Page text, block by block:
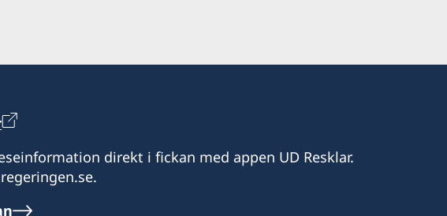
direkt i fickan med appen UD Resklar.